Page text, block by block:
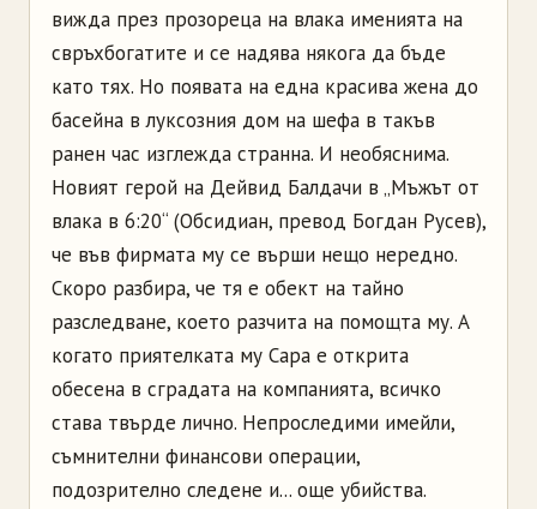
вижда през прозореца на влака именията на
свръхбогатите и се надява някога да бъде
като тях. Но появата на една красива жена до
басейна в луксозния дом на шефа в такъв
ранен час изглежда странна. И необяснима.
Новият герой на Дейвид Балдачи в „Мъжът от
влака в 6:20“ (Обсидиан, превод Богдан Русев),
че във фирмата му се върши нещо нередно.
Скоро разбира, че тя е обект на тайно
разследване, което разчита на помощта му. А
когато приятелката му Сара е открита
обесена в сградата на компанията, всичко
става твърде лично. Непроследими имейли,
съмнителни финансови операции,
подозрително следене и... още убийства.